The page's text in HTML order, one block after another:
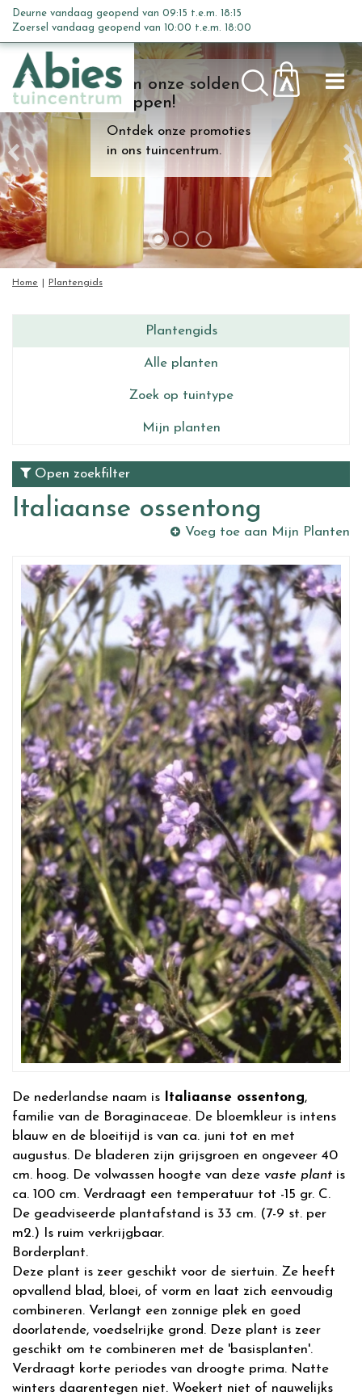
n
c
o
n
t
e
n
t
Kom onze solden
shoppen!
Ontdek onze promoties
in ons tuincentrum.
Home Plantengids
Deurne vandaag geopend van 09:15 t.e.m. 18:15
Zoersel vandaag geopend van 10:00 t.e.m. 18:00
Plantengids
Alle planten
Zoek op tuintype
Mijn planten
Open zoekfilter
Italiaanse ossentong
Voeg toe aan Mijn Planten
De nederlandse naam is Italiaanse ossentong,
familie van de Boraginaceae. De bloemkleur is intens
blauw en de bloeitijd is van ca. juni tot en met
augustus. De bladeren zijn grijsgroen en ongeveer 40
cm. hoog. De volwassen hoogte van deze vaste plant is
ca. 100 cm. Verdraagt een temperatuur tot -15 gr. C.
De geadviseerde plantafstand is 33 cm. (7-9 st. per
m2.) Is ruim verkrijgbaar.
Borderplant.
Deze plant is zeer geschikt voor de siertuin. Ze heeft
opvallend blad, bloei, of vorm en laat zich eenvoudig
combineren. Verlangt een zonnige plek en goed
doorlatende, voedselrijke grond. Deze plant is zeer
geschikt om te combineren met de 'basisplanten'.
Verdraagt korte periodes van droogte prima. Natte
winters daarentegen niet. Woekert niet of nauwelijks